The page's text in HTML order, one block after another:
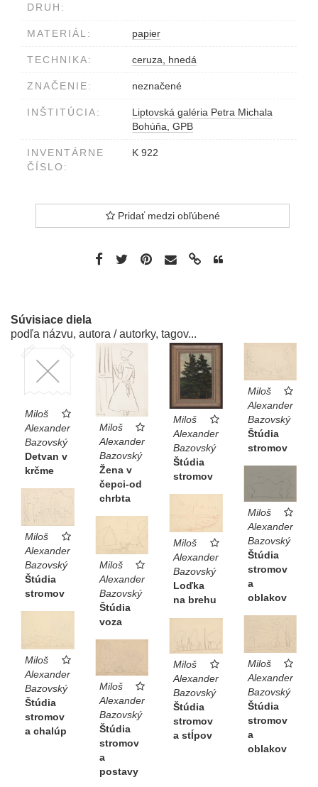
DRUH:
MATERIÁL: papier
TECHNIKA: ceruza, hnedá
ZNAČENIE: neznačené
INŠTITÚCIA:
Liptovská galéria Petra Michala
Bohúňa, GPB
INVENTÁRNE
ČÍSLO:
K 922
Pridať medzi obľúbené
Súvisiace diela
podľa názvu, autora / autorky, tagov...
Miloš
Alexander
Bazovský
Detvan v
krčme
Miloš
Alexander
Bazovský
Žena v
čepci-od
chrbta
Miloš
Alexander
Bazovský
Štúdia
stromov
Miloš
Alexander
Bazovský
Štúdia
stromov
Miloš
Alexander
Bazovský
Štúdia
stromov
a
oblakov
Miloš
Alexander
Bazovský
Štúdia
stromov
Miloš
Alexander
Bazovský
Loďka
na brehu
Miloš
Alexander
Bazovský
Štúdia
voza
Miloš
Alexander
Bazovský
Štúdia
stromov
a chalúp
Miloš
Alexander
Bazovský
Štúdia
stromov
a
oblakov
Miloš
Alexander
Bazovský
Štúdia
stromov
a stĺpov
Miloš
Alexander
Bazovský
Štúdia
stromov
a
postavy